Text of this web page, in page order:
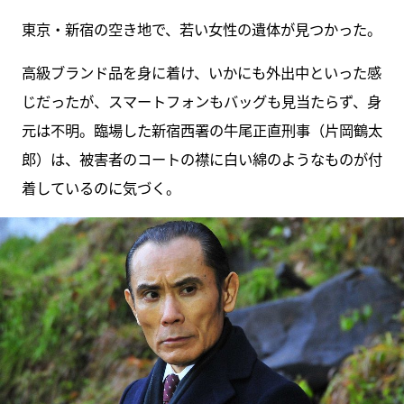
東京・新宿の空き地で、若い女性の遺体が見つかった。
高級ブランド品を身に着け、いかにも外出中といった感
じだったが、スマートフォンもバッグも見当たらず、身
元は不明。臨場した新宿西署の牛尾正直刑事（片岡鶴太
郎）は、被害者のコートの襟に白い綿のようなものが付
着しているのに気づく。